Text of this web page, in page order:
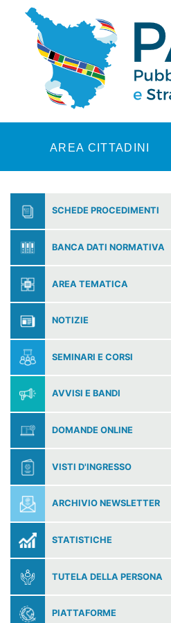
Skip to main content
AREA CITTADINI
SCHEDE PROCEDIMENTI
BANCA DATI NORMATIVA
AREA TEMATICA
NOTIZIE
SEMINARI E CORSI
AVVISI E BANDI
DOMANDE ONLINE
VISTI D'INGRESSO
ARCHIVIO NEWSLETTER
STATISTICHE
TUTELA DELLA PERSONA
PIATTAFORME